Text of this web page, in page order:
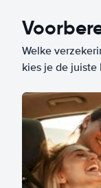
Welke
kies je de juiste